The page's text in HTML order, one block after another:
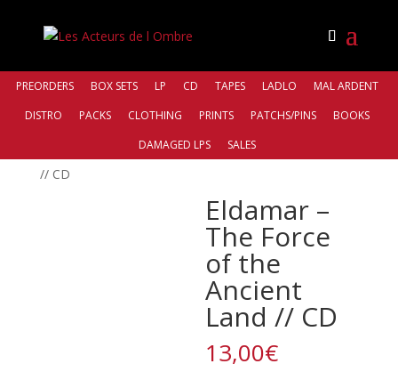
PREORDERS BOX SETS LP CD TAPES LADLO
MAL ARDENT
DISTRO
PACKS CLOTHING PRINTS PATCHS/PINS
BOOKS
DAMAGED LPS
SALES
/ Eldamar – The Force of the Ancient Land
// CD
Eldamar –
The Force
of the
Ancient
Land // CD
13,00€